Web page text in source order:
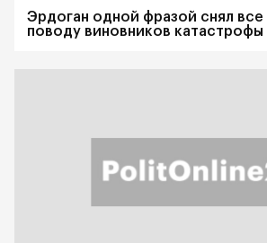
Эрдоган одной фразой снял
поводу виновников катастрофы